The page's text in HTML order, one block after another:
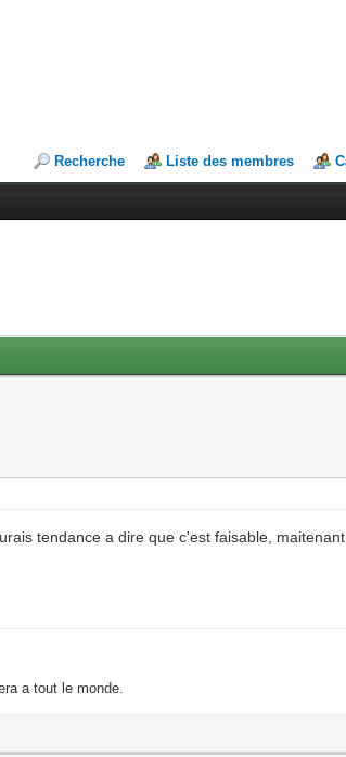
Recherche Liste des membres
tendance a dire que c'est faisable,
a tout le monde.